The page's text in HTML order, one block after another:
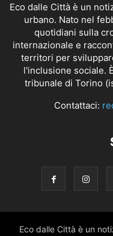
Eco dalle Città è un
urbano. Nato nel
quotidiani sulla
internazionale e
territori per
l'inclusione sociale.
tribunale di Torino
Contattaci:
Eco dalle Città è un